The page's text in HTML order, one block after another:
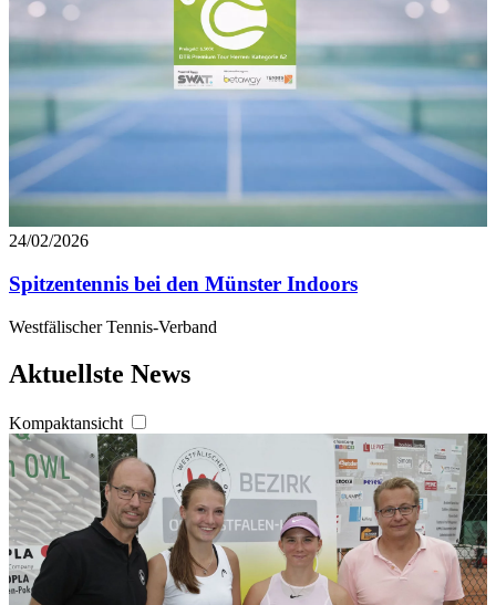
24/02/2026
Spitzentennis bei den Münster Indoors
Westfälischer Tennis-Verband
Aktuellste News
Kompaktansicht